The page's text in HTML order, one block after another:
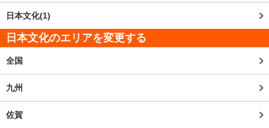
日本文化(1)
日本文化のエリアを変更する
全国
九州
佐賀